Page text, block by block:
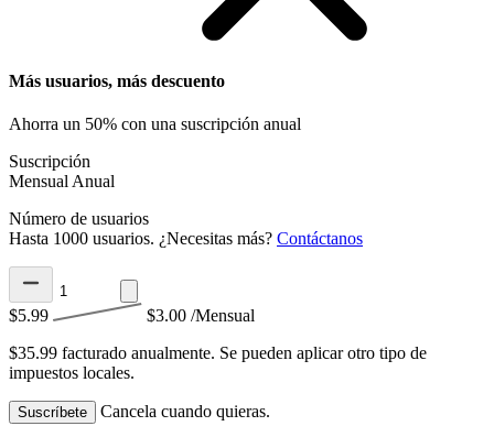
Más usuarios, más descuento
Ahorra un 50% con una suscripción anual
Suscripción
Mensual Anual
Número de usuarios
Hasta 1000 usuarios. ¿Necesitas más? Contáctanos
$5.99 $3.00 /Mensual
$35.99 facturado anualmente. Se pueden aplicar otro tipo de
impuestos locales.
Suscríbete Cancela cuando quieras.